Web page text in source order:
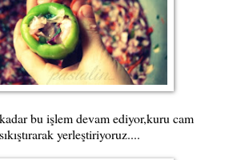
bu işlem devam ediyor,kuru cam
yerleştiriyoruz....